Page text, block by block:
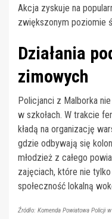
Akcja zyskuje na
zwiększonym poziomie
Działania
zimowych
Policjanci z Malborka
w szkołach. W trakcie
kładą na organizację
gdzie odbywają się
młodzież z całego
zajęciach, które nie
społeczność lokalną
Źródło: Komenda Powiatowa Policji